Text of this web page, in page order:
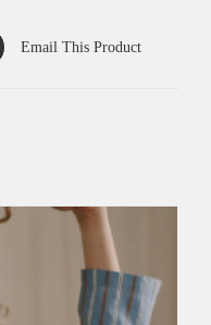
Email This Product